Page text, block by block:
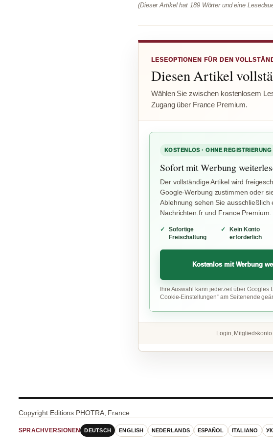
(Dieser Artikel hat 189 Wörter und eine
LESEOPTIONEN FÜR DEN
Diesen Artikel
Wählen Sie zwischen kostenlosem
Zugang über France Premium.
KOSTENLOS · OHNE REGISTRIERUNG
Sofort mit Werbung
Der vollständige Artikel wird
Google-Werbung zustimmen oder
Ablehnung sehen Sie ausschließlich
Nachrichten.fr und France Premium.
Sofortige
Freischaltung
Kein Konto
erforderlich
Kostenlos mit Werbung
Ihre Auswahl kann jederzeit über Googles
Cookie-Einstellungen“ am Seitenende
Login,
Copyright Editions PHOTRA, France
SPRACHVERSIONEN DEUTSCH ENGLISH NEDERLANDS ESPAÑOL ITALIANO